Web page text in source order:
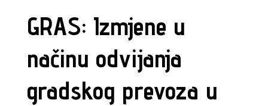
GRAS: Izmjene u
načinu odvijanja
gradskog prevoza u